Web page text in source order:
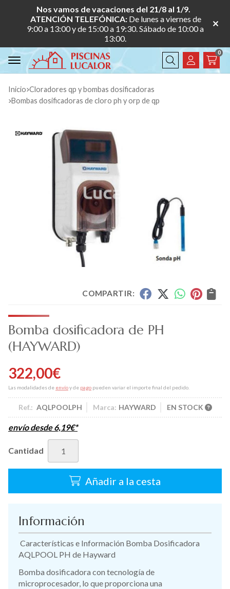
Nos vamos de vacaciones del 21/8 al 1/9.
ATENCIÓN TELEFÓNICA: De lunes a viernes de
9:00 a 13:00 y de 15:00 a 19:30. Sábado de 10:00 a
13:00.
Buscar
0
Inicio
cloradores qp y bombas dosificadoras
bombas dosificadoras de cloro ph y orp de qp
COMPARTIR:
Bomba dosificadora de PH
(HAYWARD)
322,00€
Las modalidades de envíoy de pago pueden variar el importe final del pedido.
Ref.: AQLPOOLPH Marca: HAYWARD EN STOCK
envío desde6,19€*
Cantidad
Añadir a la cesta
Información
Características e Información Bomba Dosificadora
AQLPOOL PH de Hayward
Bomba dosificadora con tecnología de
microprocesador, lo que proporciona una